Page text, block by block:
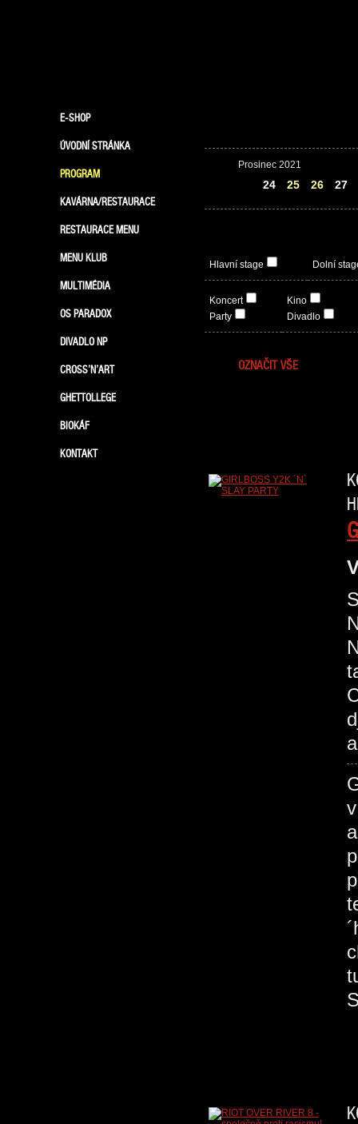
E-SHOP
ÚVODNÍ STRÁNKA
PROGRAM
KAVÁRNA/RESTAURACE
RESTAURACE MENU
MENU KLUB
MULTIMÉDIA
OS PARADOX
DIVADLO NP
CROSS’N’ART
GHETTOLLEGE
BIOKÁF
KONTAKT
Prosinec 2021
24 25 26 27
Hlavní stage Dolní
Koncert
Party
Kino
Divadlo
OZNAČIT VŠE